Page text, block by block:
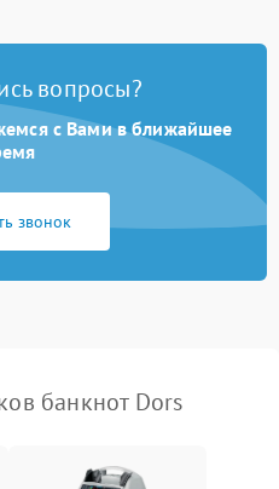
1000 ₽ Подробнее →
1000 ₽
вопросы?
с Вами в ближайшее
звонок
банкнот Dors